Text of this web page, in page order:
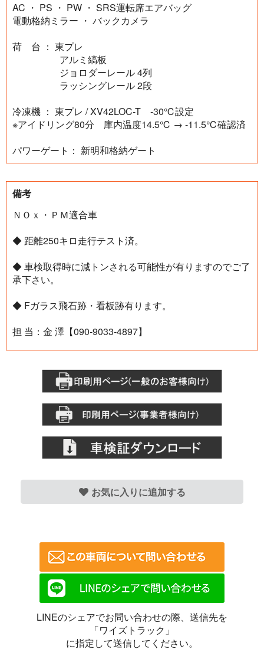
AC ・ PS ・ PW ・ SRS運転席エアバッグ
電動格納ミラー ・ バックカメラ
荷 台 ： 東プレ
アルミ縞板
ジョロダーレール 4列
ラッシングレール 2段
冷凍機 ： 東プレ / XV42LOC-T -30℃設定
※アイドリング80分 庫内温度14.5℃ → -11.5℃確認済
パワーゲート： 新明和格納ゲート
備考
ＮＯｘ・ＰＭ適合車
◆ 距離250キロ走行テスト済。
◆ 車検取得時に減トンされる可能性が有りますのでご了
承下さい。
◆ Fガラス飛石跡・看板跡有ります。
担 当：金 澤【090-9033-4897】
お気に入りに追加する
LINEのシェアでお問い合わせの際、送信先を
「ワイズトラック」
に指定して送信してください。